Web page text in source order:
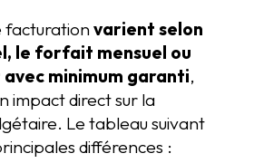
facturationvarient selon
le forfait mensuel ou
avec minimum garanti,
impact direct sur la
Le tableau suivant
différences :